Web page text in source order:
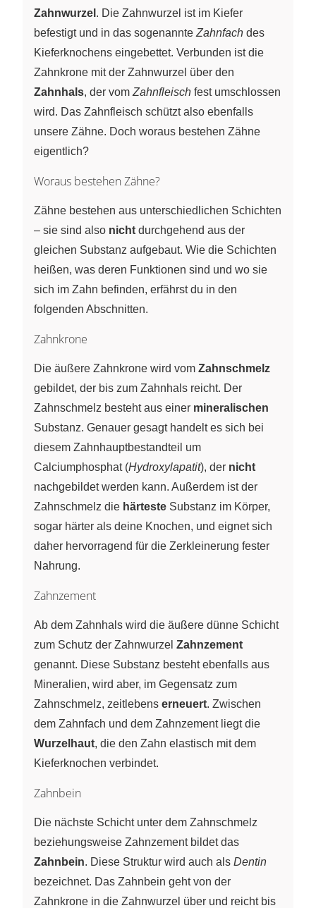
Zahnwurzel . Die Zahnwurzel ist im Kiefer
befestigt und in das sogenannte Zahnfach des
Kieferknochens eingebettet. Verbunden ist die
Zahnkrone mit der Zahnwurzel über den
Zahnhals, der vom Zahnfleisch fest umschlossen
wird. Das Zahnfleisch schützt also ebenfalls
unsere Zähne. Doch woraus bestehen Zähne
eigentlich?
Woraus bestehen Zähne?
Zähne bestehen aus unterschiedlichen Schichten
– sie sind also nicht durchgehend aus der
gleichen Substanz aufgebaut. Wie die Schichten
heißen, was deren Funktionen sind und wo sie
sich im Zahn befinden, erfährst du in den
folgenden Abschnitten.
Zahnkrone
Die äußere Zahnkrone wird vom Zahnschmelz
gebildet, der bis zum Zahnhals reicht. Der
Zahnschmelz besteht aus einer mineralischen
Substanz. Genauer gesagt handelt es sich bei
diesem Zahnhauptbestandteil um
Calciumphosphat (Hydroxylapatit), der nicht
nachgebildet werden kann. Außerdem ist der
Zahnschmelz die härteste Substanz im Körper,
sogar härter als deine Knochen, und eignet sich
daher hervorragend für die Zerkleinerung fester
Nahrung.
Zahnzement
Ab dem Zahnhals wird die äußere dünne Schicht
zum Schutz der Zahnwurzel Zahnzement
genannt. Diese Substanz besteht ebenfalls aus
Mineralien, wird aber, im Gegensatz zum
Zahnschmelz, zeitlebens erneuert. Zwischen
dem Zahnfach und dem Zahnzement liegt die
Wurzelhaut, die den Zahn elastisch mit dem
Kieferknochen verbindet.
Zahnbein
Die nächste Schicht unter dem Zahnschmelz
beziehungsweise Zahnzement bildet das
Zahnbein. Diese Struktur wird auch als Dentin
bezeichnet. Das Zahnbein geht von der
Zahnkrone in die Zahnwurzel über und reicht bis